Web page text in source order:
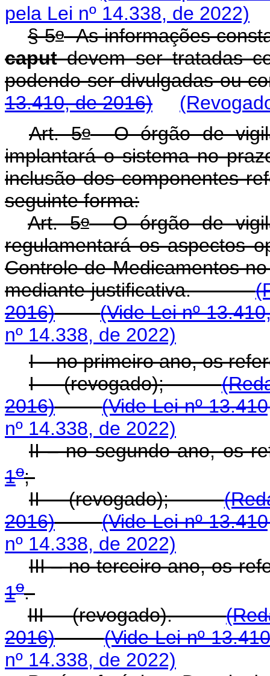
pela Lei nº 14.338, de 2022)
§ 5oAs informações
caputdevem ser tratadas
podendo ser divulgadas ou
13.410, de 2016)
Art. 5oO órgão de
implantará o sistema no
inclusão dos componentes
seguinte forma:
Art. 5oO órgão de
regulamentará os aspectos
Controle de Medicamentos
mediante justificativa.
2016)
(Vide Lei nº
nº 14.338, de 2022)
I – no primeiro ano, os
I - (revogado);
2016)
(Vide Lei nº
nº 14.338, de 2022)
II – no segundo ano, os
1o;
II - (revogado);
2016)
(Vide Lei nº
nº 14.338, de 2022)
III – no terceiro ano, os
1o.
III - (revogado).
2016)
(Vide Lei nº
nº 14.338, de 2022)